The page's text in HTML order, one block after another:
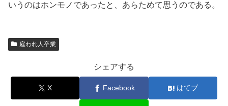
いうのはホンモノであったと、あらためて思うのである。
雇われ人卒業
シェアする
X Facebook はてブ